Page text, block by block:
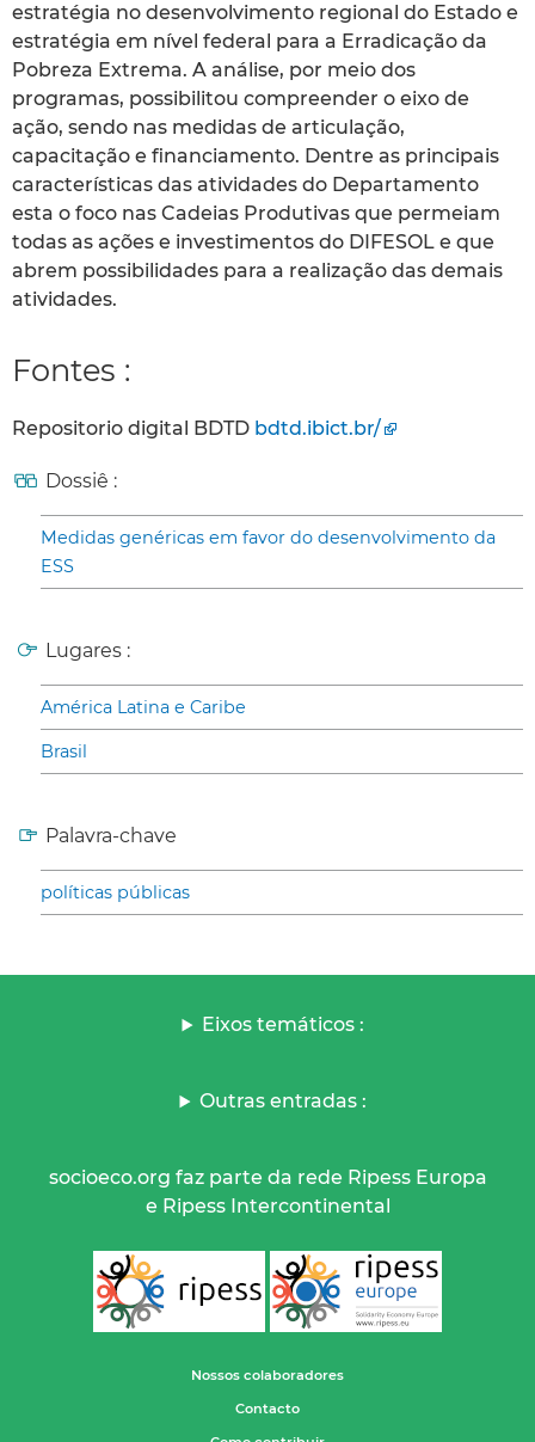
estratégia no desenvolvimento regional do Estado e
estratégia em nível federal para a Erradicação da
Pobreza Extrema. A análise, por meio dos
programas, possibilitou compreender o eixo de
ação, sendo nas medidas de articulação,
capacitação e financiamento. Dentre as principais
características das atividades do Departamento
esta o foco nas Cadeias Produtivas que permeiam
todas as ações e investimentos do DIFESOL e que
abrem possibilidades para a realização das demais
atividades.
Fontes :
Repositorio digital BDTD bdtd.ibict.br/
Dossiê :
Medidas genéricas em favor do desenvolvimento da
ESS
Lugares :
América Latina e Caribe
Brasil
Palavra-chave
políticas públicas
Eixos temáticos :
Outras entradas :
socioeco.org faz parte da rede Ripess Europa
e Ripess Intercontinental
Nossos colaboradores
Contacto